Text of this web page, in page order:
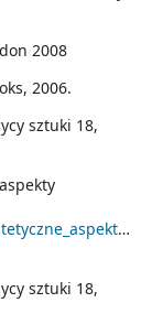
2008
2006.
sztuki 18,
sztuki 18,